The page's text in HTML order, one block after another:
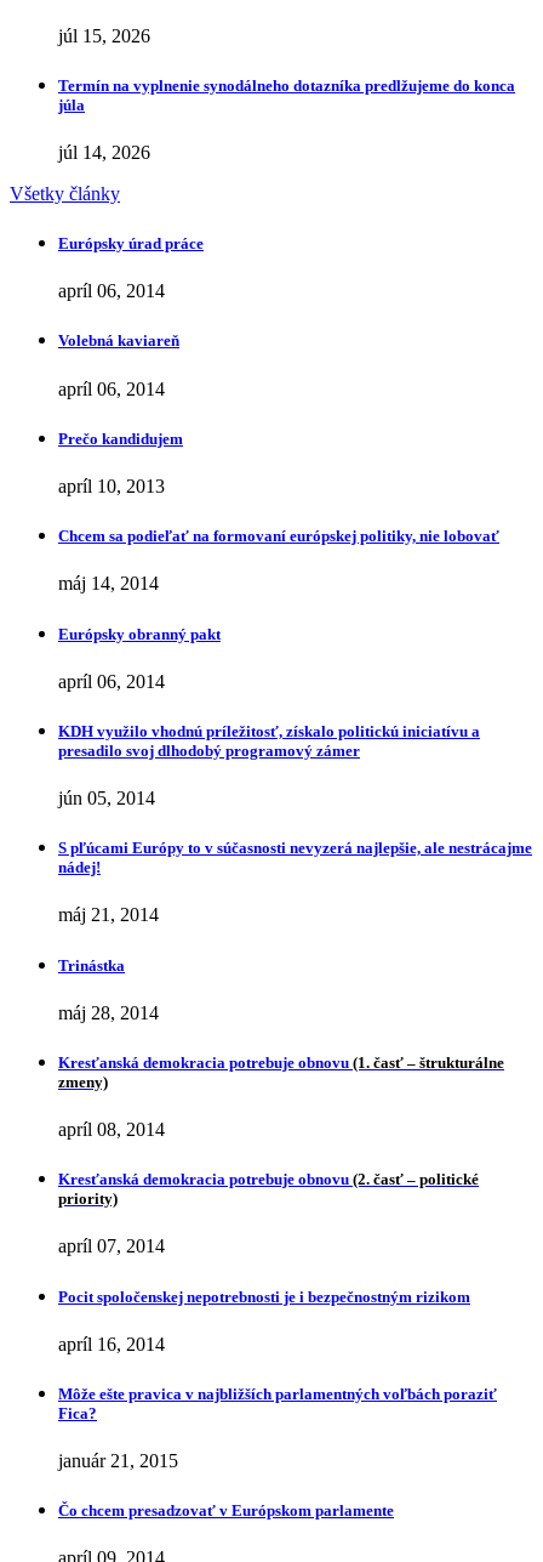
júl 15, 2026
Termín na vyplnenie synodálneho dotazníka predlžujeme do konca
júla
júl 14, 2026
Všetky články
Európsky úrad práce
apríl 06, 2014
Volebná kaviareň
apríl 06, 2014
Prečo kandidujem
apríl 10, 2013
Chcem sa podieľať na formovaní európskej politiky, nie lobovať
máj 14, 2014
Európsky obranný pakt
apríl 06, 2014
KDH využilo vhodnú príležitosť, získalo politickú iniciatívu a
presadilo svoj dlhodobý programový zámer
jún 05, 2014
S pľúcami Európy to v súčasnosti nevyzerá najlepšie, ale nestrácajme
nádej!
máj 21, 2014
Trinástka
máj 28, 2014
Kresťanská demokracia potrebuje obnovu (1. časť – štrukturálne
zmeny)
apríl 08, 2014
Kresťanská demokracia potrebuje obnovu (2. časť – politické
priority)
apríl 07, 2014
Pocit spoločenskej nepotrebnosti je i bezpečnostným rizikom
apríl 16, 2014
Môže ešte pravica v najbližších parlamentných voľbách poraziť
Fica?
január 21, 2015
Čo chcem presadzovať v Európskom parlamente